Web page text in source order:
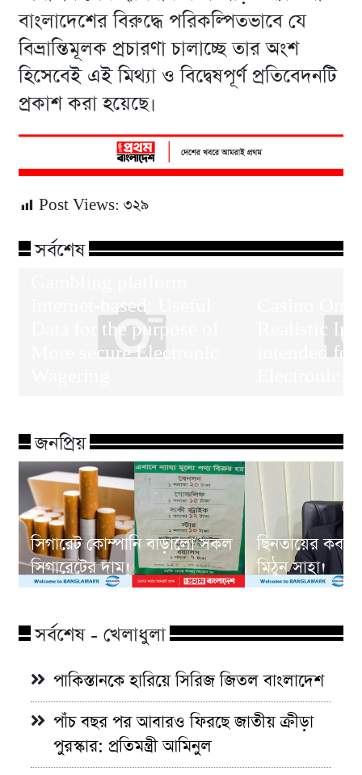
বাংলাদেশের বিরুদ্ধে পরিকল্পিতভাবে যে
বিভ্রান্তিমূলক প্রচারণা চালাচ্ছে তার অংশ
হিসেবেই এই মিথ্যা ও বিদ্বেষপূর্ণ প্রতিবেদনটি
প্রকাশ করা হয়েছে।
Post Views: ৩২৯
সর্বশেষ
Internet-based: Useful
Data for the purpose of
More secure Electronic
Realistic
intended
জনপ্রিয়
সিগারেট কোম্পানি বাড়ালো সকল
সিগারেটের দাম!
ছিনতায়ের
মিঠুন সাহা!
সর্বশেষ - খেলাধুলা
পাকিস্তানকে হারিয়ে সিরিজ জিতল বাংলাদেশ
পাঁচ বছর পর আবারও ফিরছে জাতীয় ক্রীড়া
পুরস্কার: প্রতিমন্ত্রী আমিনুল